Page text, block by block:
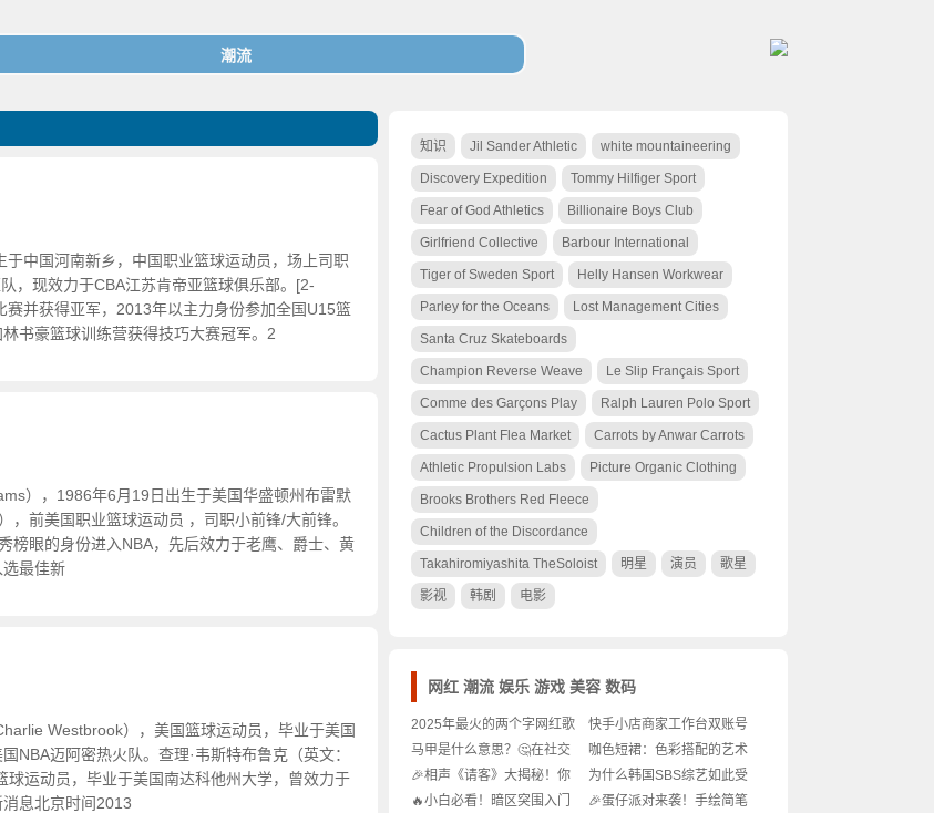
中国河南新乡，中国职业篮球运动员，场上司职
，现效力于CBA江苏肯帝亚篮球俱乐部。[2-
并获得亚军，2013年以主力身份参加全国U15篮
书豪篮球训练营获得技巧大赛冠军。2
），1986年6月19日出生于美国华盛顿州布雷默
，前美国职业篮球运动员 ，司职小前锋/大前锋。
榜眼的身份进入NBA，先后效力于老鹰、爵士、黄
最佳新
Westbrook），美国篮球运动员，毕业于美国
NBA迈阿密热火队。查理·韦斯特布鲁克（英文：
运动员，毕业于美国南达科他州大学，曾效力于
息北京时间2013
知识 Jil Sander Athletic white mountaineering
Discovery Expedition Tommy Hilfiger Sport
Fear of God Athletics Billionaire Boys Club
Girlfriend Collective Barbour International
Tiger of Sweden Sport Helly Hansen Workwear
Parley for the Oceans Lost Management Cities
Santa Cruz Skateboards
Champion Reverse Weave Le Slip Français Sport
Comme des Garçons Play Ralph Lauren Polo Sport
Cactus Plant Flea Market Carrots by Anwar Carrots
Athletic Propulsion Labs Picture Organic Clothing
Brooks Brothers Red Fleece
Children of the Discordance
Takahiromiyashita TheSoloist 明星 演员 歌星
影视 韩剧 电影
网红 潮流 娱乐 游戏 美容 数码
2025年最火的两个字网红歌
曲，你跟上了吗？
快手小店商家工作台双账号
登录，轻松管理两份生意！
马甲是什么意思？🤔在社交
网络中如何理解“马甲”一词？
咖色短裙：色彩搭配的艺术
与时尚选择
🎉相声《请客》大揭秘！你
家的请客方式过时了吗？🤣
为什么韩国SBS综艺如此受
欢迎？✨综艺迷必看的秘密
🔥小白必看！暗区突围入门
🎉蛋仔派对来袭！手绘简笔